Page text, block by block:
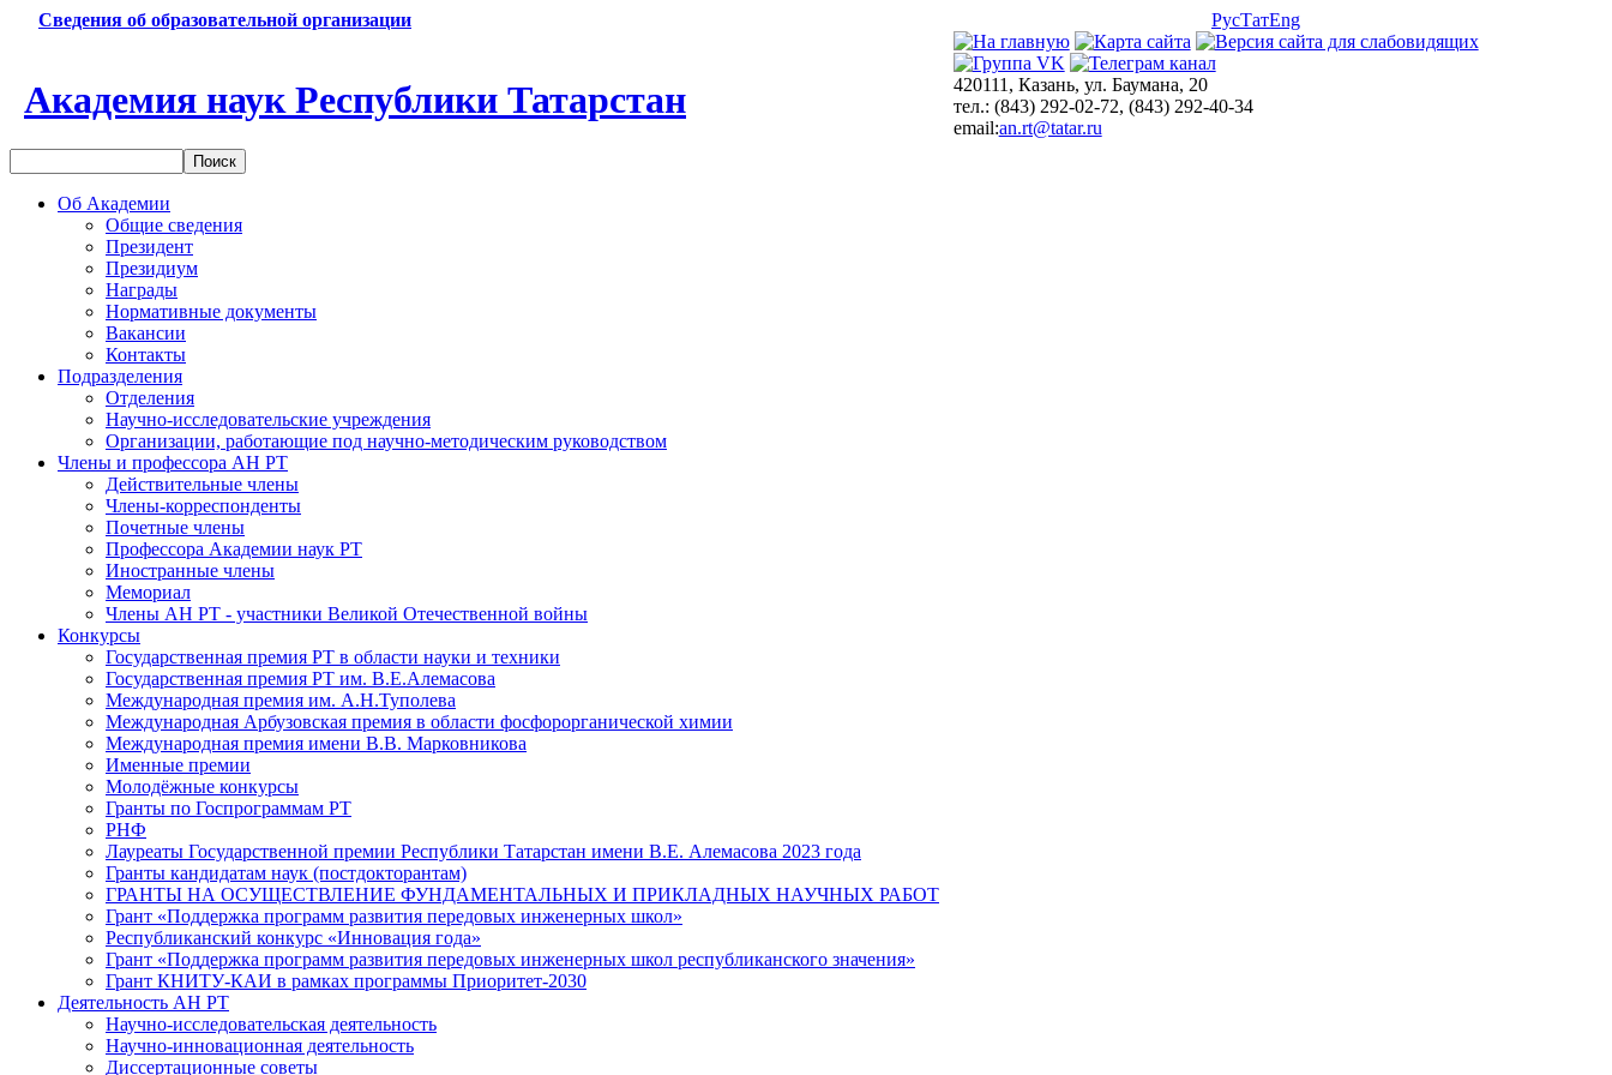
Сведения об образовательной организации РусТатEng
Академия наук Республики Татарстан
420111, Казань, ул. Баумана, 20
тел.: (843) 292-02-72, (843) 292-40-34
email:an.rt@tatar.ru
Об Академии
Общие сведения
Президент
Президиум
Награды
Нормативные документы
Вакансии
Контакты
Подразделения
Отделения
Научно-исследовательские учреждения
Организации, работающие под научно-методическим руководством
Члены и профессора АН РТ
Действительные члены
Члены-корреспонденты
Почетные члены
Профессора Академии наук РТ
Иностранные члены
Мемориал
Члены АН РТ - участники Великой Отечественной войны
Конкурсы
Государственная премия РТ в области науки и техники
Государственная премия РТ им. В.Е.Алемасова
Международная премия им. А.Н.Туполева
Международная Арбузовская премия в области фосфорорганической химии
Международная премия имени В.В. Марковникова
Именные премии
Молодёжные конкурсы
Гранты по Госпрограммам РТ
РНФ
Лауреаты Государственной премии Республики Татарстан имени В.Е. Алемасова 2023 года
Гранты кандидатам наук (постдокторантам)
ГРАНТЫ НА ОСУЩЕСТВЛЕНИЕ ФУНДАМЕНТАЛЬНЫХ И ПРИКЛАДНЫХ НАУЧНЫХ РАБОТ
Грант «Поддержка программ развития передовых инженерных школ»
Республиканский конкурс «Инновация года»
Грант «Поддержка программ развития передовых инженерных школ республиканского значения»
Грант КНИТУ-КАИ в рамках программы Приоритет-2030
Деятельность АН РТ
Научно-исследовательская деятельность
Научно-инновационная деятельность
Диссертационные советы